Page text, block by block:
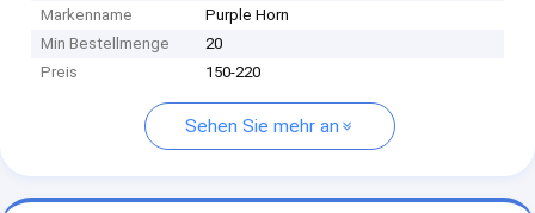
Markenname
Purple Horn
Min Bestellmenge
20
Preis
150-220
Sehen Sie mehr an